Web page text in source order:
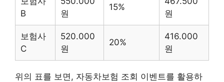
B
원
15%
원
보험사
C
520.000
원
20%
416.000
원
위의 표를 보면, 자동차보험 조회 이벤트를 활용하